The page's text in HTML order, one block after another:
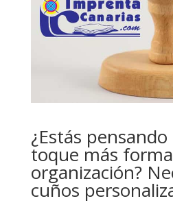
¿Estás
toque más
organización?
cuños